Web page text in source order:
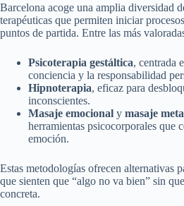
Barcelona acoge una amplia diversidad
terapéuticas que permiten iniciar
puntos de partida. Entre las más
Psicoterapia gestáltica, centrada
conciencia y la responsabilidad
Hipnoterapia, eficaz para
inconscientes.
Masaje emocional y masaje
herramientas psicocorporales que
emoción.
Estas metodologías ofrecen alternativas
que sienten que “algo no va bien” sin
concreta.